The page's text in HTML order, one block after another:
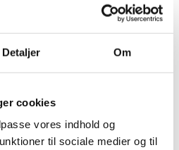
Detaljer Om
cookies
vores indhold og
til sociale medier og til
og kreditnota er koblet forkert
så man ikke længere kan